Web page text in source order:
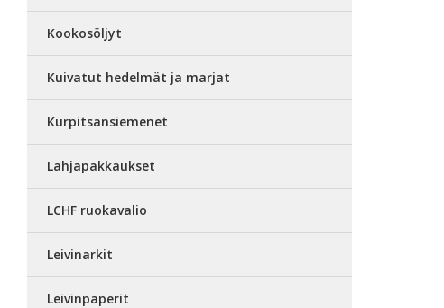
Kookosöljyt
Kuivatut hedelmät ja marjat
Kurpitsansiemenet
Lahjapakkaukset
LCHF ruokavalio
Leivinarkit
Leivinpaperit